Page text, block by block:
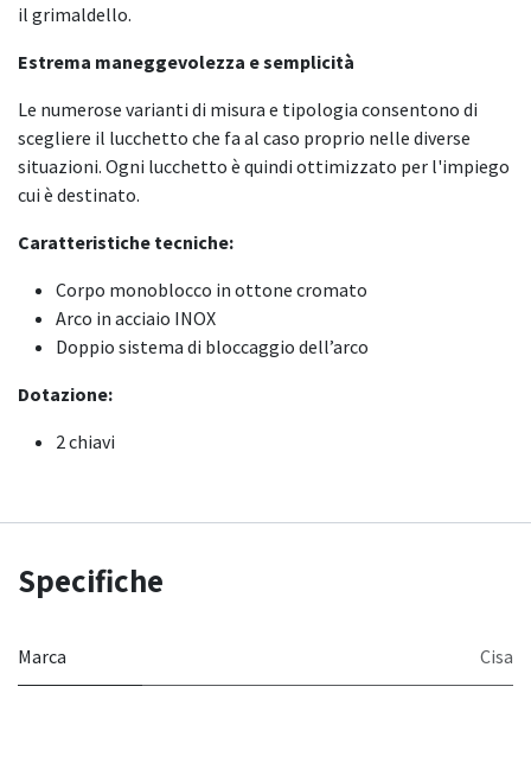
il grimaldello.
Estrema maneggevolezza e semplicità
Le numerose varianti di misura e tipologia consentono di
scegliere il lucchetto che fa al caso proprio nelle diverse
situazioni. Ogni lucchetto è quindi ottimizzato per l'impiego
cui è destinato.
Caratteristiche tecniche:
Corpo monoblocco in ottone cromato
Arco in acciaio INOX
Doppio sistema di bloccaggio dell’arco
Dotazione:
2 chiavi
Specifiche
Marca Cisa